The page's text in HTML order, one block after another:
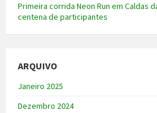
Primeira corrida Neon Run em Caldas
centena de participantes
ARQUIVO
Janeiro 2025
Dezembro 2024